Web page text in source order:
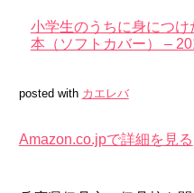
小学生のうちに身につ
本（ソフトカバー） –
posted with カエレバ
Amazon.co.jpで詳細を見る